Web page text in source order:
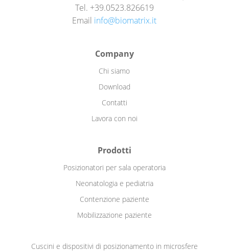
Tel. +39.0523.826619
Email info@biomatrix.it
Company
Chi siamo
Download
Contatti
Lavora con noi
Prodotti
Posizionatori per sala operatoria
Neonatologia e pediatria
Contenzione paziente
Mobilizzazione paziente
Cuscini e dispositivi di posizionamento in microsfere